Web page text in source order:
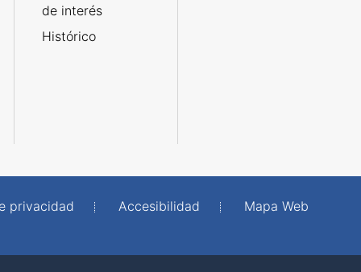
de interés
Histórico
privacidad Accesibilidad
Mapa Web